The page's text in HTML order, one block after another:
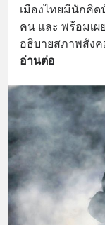
เมืองไทยมีนักคิ
คน และ พร้อมเผ
อธิบายสภาพสัง
อ่านต่อ